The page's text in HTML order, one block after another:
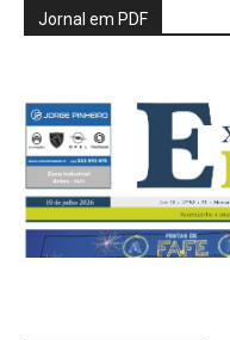
Jornal em PDF